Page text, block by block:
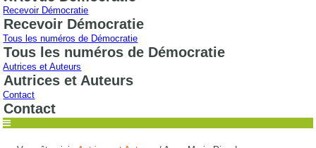
Recevoir Démocratie
Recevoir Démocratie
Tous les numéros de Démocratie
Tous les numéros de Démocratie
Autrices et Auteurs
Autrices et Auteurs
Contact
Contact